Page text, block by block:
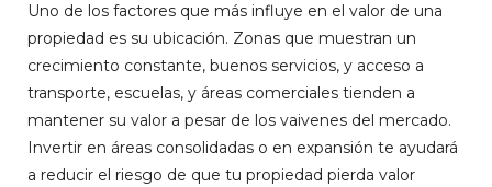
Uno de los factores que más influye en el valor de una
propiedad es su ubicación. Zonas que muestran un
crecimiento constante, buenos servicios, y acceso a
transporte, escuelas, y áreas comerciales tienden a
mantener su valor a pesar de los vaivenes del mercado.
Invertir en áreas consolidadas o en expansión te ayudará
a reducir el riesgo de que tu propiedad pierda valor